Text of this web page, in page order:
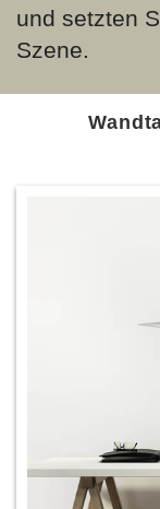
und setzten
Szene.